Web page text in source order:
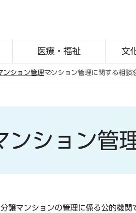
医療・福祉 文
ンション管理マンション管理に関する相談
ンション管
譲マンションの管理に係る公的機